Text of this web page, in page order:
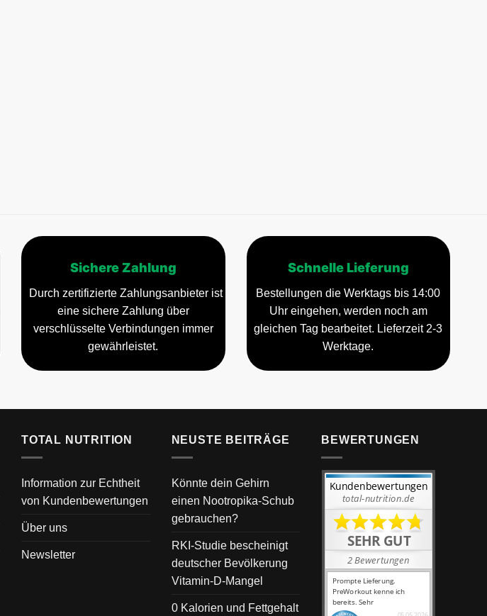
Sichere Zahlung
Durch zertifizierte Zahlungsanbieter ist
eine sichere Zahlung über
verschlüsselte Verbindungen immer
gewährleistet.
Schnelle Lieferung
Bestellungen die Werktags bis 14:00
Uhr eingehen, werden noch am
gleichen Tag bearbeitet. Lieferzeit 2-3
Werktage.
TOTAL NUTRITION
Information zur Echtheit
von Kundenbewertungen
Über uns
Newsletter
NEUSTE BEITRÄGE
Könnte dein Gehirn
einen Nootropika-Schub
gebrauchen?
RKI-Studie bescheinigt
deutscher Bevölkerung
Vitamin-D-Mangel
0 Kalorien und Fettgehalt
BEWERTUNGEN